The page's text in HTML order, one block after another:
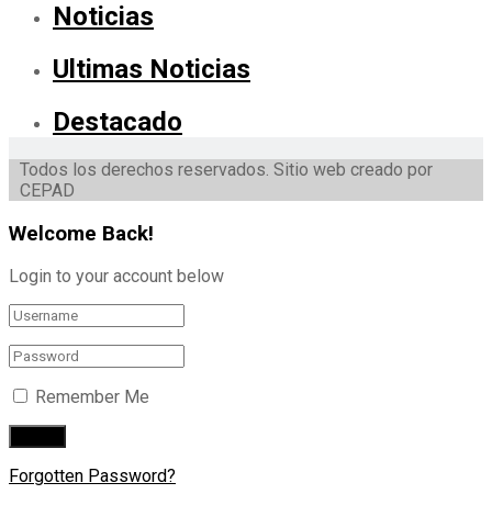
Noticias
Ultimas Noticias
Destacado
Todos los derechos reservados. Sitio web creado por
CEPAD
Welcome Back!
Login to your account below
Remember Me
Forgotten Password?